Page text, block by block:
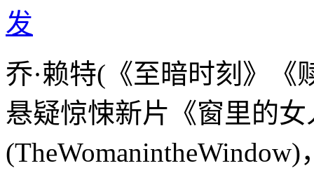
发
乔·赖特(《至暗时刻》《
悬疑惊悚新片《窗里的女